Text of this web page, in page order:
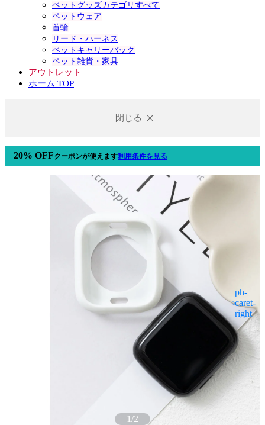
ペットグッズカテゴリすべて
ペットウェア
首輪
リード・ハーネス
ペットキャリーバック
ペット雑貨・家具
アウトレット
ホーム TOP
閉じる
20% OFFクーポンが使えます利用条件を見る
1/2